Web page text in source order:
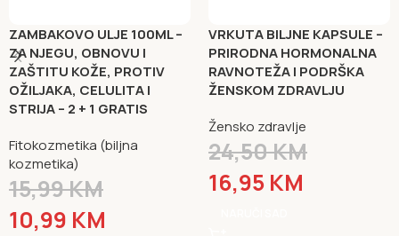
ZAMBAKOVO ULJE 100ML –
ZA NJEGU, OBNOVU I
ZAŠTITU KOŽE, PROTIV
OŽILJAKA, CELULITA I
STRIJA – 2 + 1 GRATIS
Fitokozmetika (biljna
kozmetika)
15,99KM
10,99 KM
VRKUTA BILJNE KAPSULE –
PRIRODNA HORMONALNA
RAVNOTEŽA I PODRŠKA
ŽENSKOM ZDRAVLJU
Žensko zdravlje
24,50KM
16,95 KM